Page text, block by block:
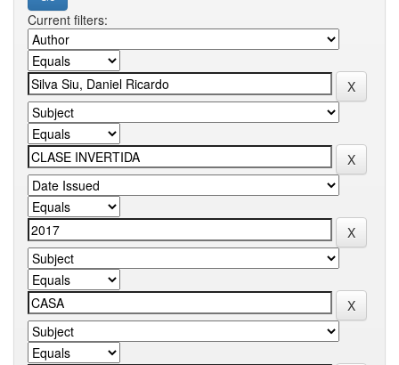
Current filters: